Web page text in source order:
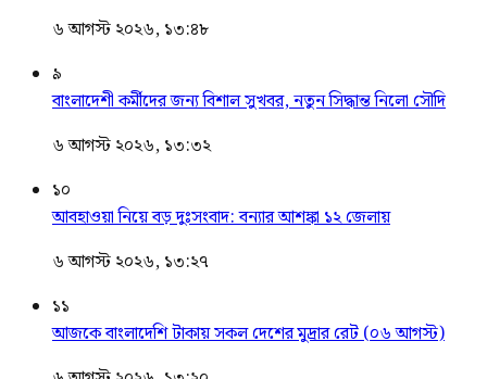
৬ আগস্ট ২০২৬, ১৩:৪৮
৯
বাংলাদেশী কর্মীদের জন্য বিশাল সুখবর, নতুন সিদ্ধান্ত নিলো সৌদি
৬ আগস্ট ২০২৬, ১৩:৩২
১০
আবহাওয়া নিয়ে বড় দুঃসংবাদ: বন্যার আশঙ্কা ১২ জেলায়
৬ আগস্ট ২০২৬, ১৩:২৭
১১
আজকে বাংলাদেশি টাকায় সকল দেশের মুদ্রার রেট (০৬ আগস্ট)